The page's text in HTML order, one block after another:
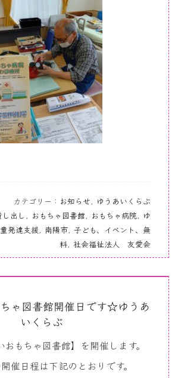
カテゴリー： お知らせ, ゆうあいくらぶ
出し, おもちゃ図書館, おもちゃ病院, ゆ
発達支援, 南陽市, 子ども、イベント、無
料, 社会福祉法人 友愛会
ゃ図書館開催日です☆ゆうあ
いくらぶ
おもちゃ図書館】を開催します。
催日程は下記のとおりです。